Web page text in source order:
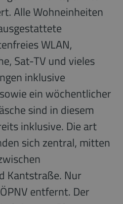
Alle Wohneinheiten
WLAN,
Sat-TV und vieles
inklusive
ein wöchentlicher
sind in diesem
inklusive. Die art
sich zentral, mitten
Kantstraße. Nur
entfernt. Der